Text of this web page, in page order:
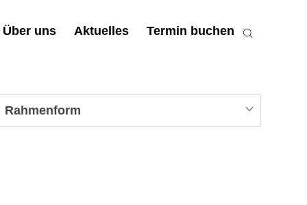
Über uns Aktuelles Termin buchen
Rahmenform